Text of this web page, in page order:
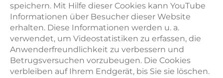
speichern. Mit Hilfe dieser Cookies kann YouTube
Informationen über Besucher dieser Website
erhalten. Diese Informationen werden u. a.
verwendet, um Videostatistiken zu erfassen, die
Anwenderfreundlichkeit zu verbessern und
Betrugsversuchen vorzubeugen. Die Cookies
verbleiben auf Ihrem Endgerät, bis Sie sie löschen.